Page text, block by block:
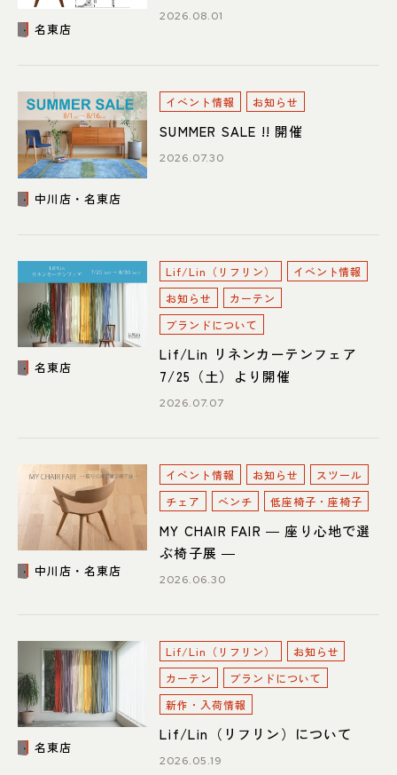
タップで電話をかける
名東店
住所
〒465-0057 名古屋市名東区陸
前町26
営業時間
052-734-8477
タップで電話をかける
名東店
2026.08.01
中川店・名東店
イベント情報 お知らせ
SUMMER SALE !! 開催
2026.07.30
名東店
Lif/Lin（リフリン）
イベント情報
お知らせ
カーテン
ブランドについて
Lif/Lin リネンカーテンフェア
7/25（土）より開催
2026.07.07
中川店・名東店
イベント情報 お知らせ
スツール
チェア
ベンチ 低座椅子・座椅子
MY CHAIR FAIR ― 座り心地で選
ぶ椅子展 ―
2026.06.30
名東店
Lif/Lin（リフリン）
お知らせ
カーテン
ブランドについて
新作・入荷情報
Lif/Lin（リフリン）について
2026.05.19